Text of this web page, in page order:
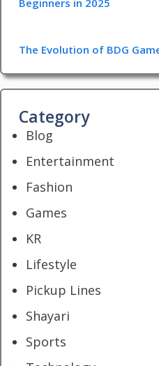
The Evolution of BDG
Category
Blog
Entertainment
Fashion
Games
KR
Lifestyle
Pickup Lines
Shayari
Sports